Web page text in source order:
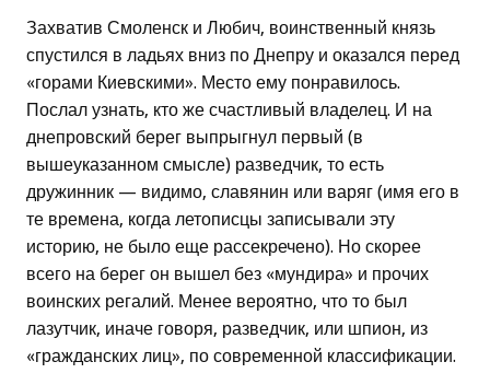
Захватив Смоленск и Любич, воинственный князь
спустился в ладьях вниз по Днепру и оказался перед
«горами Киевскими». Место ему понравилось.
Послал узнать, кто же счастливый владелец. И на
днепровский берег выпрыгнул первый (в
вышеуказанном смысле) разведчик, то есть
дружинник — видимо, славянин или варяг (имя его в
те времена, когда летописцы записывали эту
историю, не было еще рассекречено). Но скорее
всего на берег он вышел без «мундира» и прочих
воинских регалий. Менее вероятно, что то был
лазутчик, иначе говоря, разведчик, или шпион, из
«гражданских лиц», по современной классификации.